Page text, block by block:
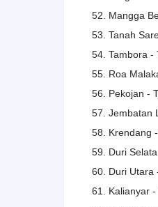
52. Mangga
53. Tanah
54. Tambora -
55. Roa
56. Pekojan -
57. Jembatan
58. Krendang
59. Duri
60. Duri Utara
61. Kalianyar